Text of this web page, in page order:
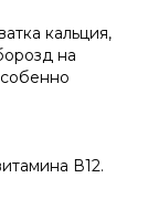
кальция,
на
В12.